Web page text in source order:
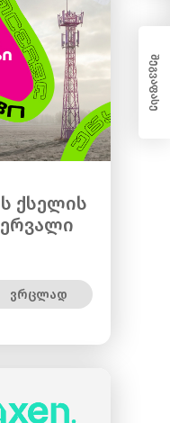
ქსელის
ვრცლად
შეგვაფასე